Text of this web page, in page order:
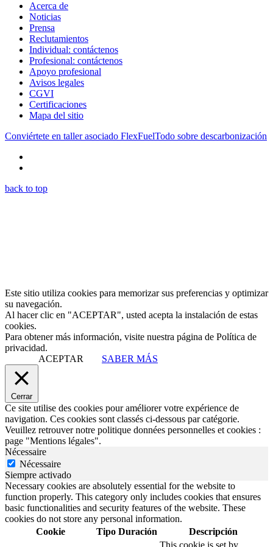
Acerca de
Noticias
Prensa
Reclutamientos
Individual: contáctenos
Profesional: contáctenos
Apoyo profesional
Avisos legales
CGVI
Certificaciones
Mapa del sitio
Conviértete en taller asociado FlexFuelTodo sobre descarbonización
back to top
Este sitio utiliza cookies para memorizar sus preferencias y optimizar
su navegación.
Al hacer clic en "ACEPTAR", usted acepta la instalación de estas
cookies.
Para obtener más información, visite nuestra página de Política de
privacidad.
ACEPTAR
SABER MÁS
Cerrar
Ce site utilise des cookies pour améliorer votre expérience de
navigation. Ces cookies sont classés ci-dessous par catégorie.
Veuillez retrouver notre politique données personnelles et cookies :
page "Mentions légales".
Nécessaire
Nécessaire
Siempre activado
Necessary cookies are absolutely essential for the website to
function properly. This category only includes cookies that ensures
basic functionalities and security features of the website. These
cookies do not store any personal information.
Cookie
Tipo Duración Descripción